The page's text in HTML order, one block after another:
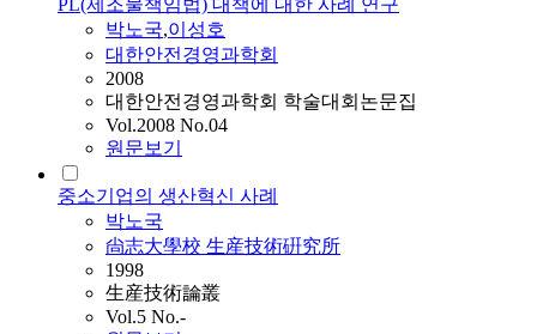
PL(제조물책임법) 대책에 대한 사례 연구
박노국,이성호
대한안전경영과학회
2008
대한안전경영과학회 학술대회논문집
Vol.2008 No.04
원문보기
중소기업의 생산혁신 사례
박노국
尙志大學校 生産技術硏究所
1998
生産技術論叢
Vol.5 No.-